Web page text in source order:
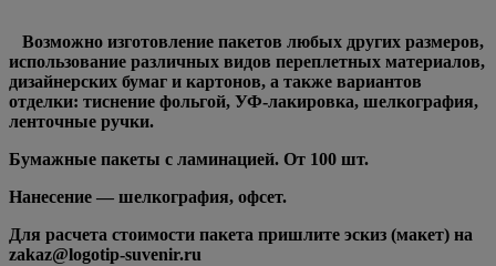
Возможно изготовление пакетов любых других размеров,
использование различных видов переплетных материалов,
дизайнерских бумаг и картонов, а также вариантов
отделки: тиснение фольгой, УФ-лакировка, шелкография,
ленточные ручки.
Бумажные пакеты с ламинацией. От 100 шт.
Нанесение — шелкография, офсет.
Для расчета стоимости пакета пришлите эскиз (макет) на
zakaz@logotip-suvenir.ru